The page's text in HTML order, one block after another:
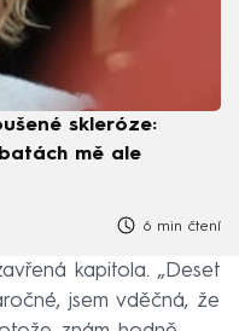
skleróze:
mě ale
6 min čtení
kapitola. „Deset
jsem vděčná, že